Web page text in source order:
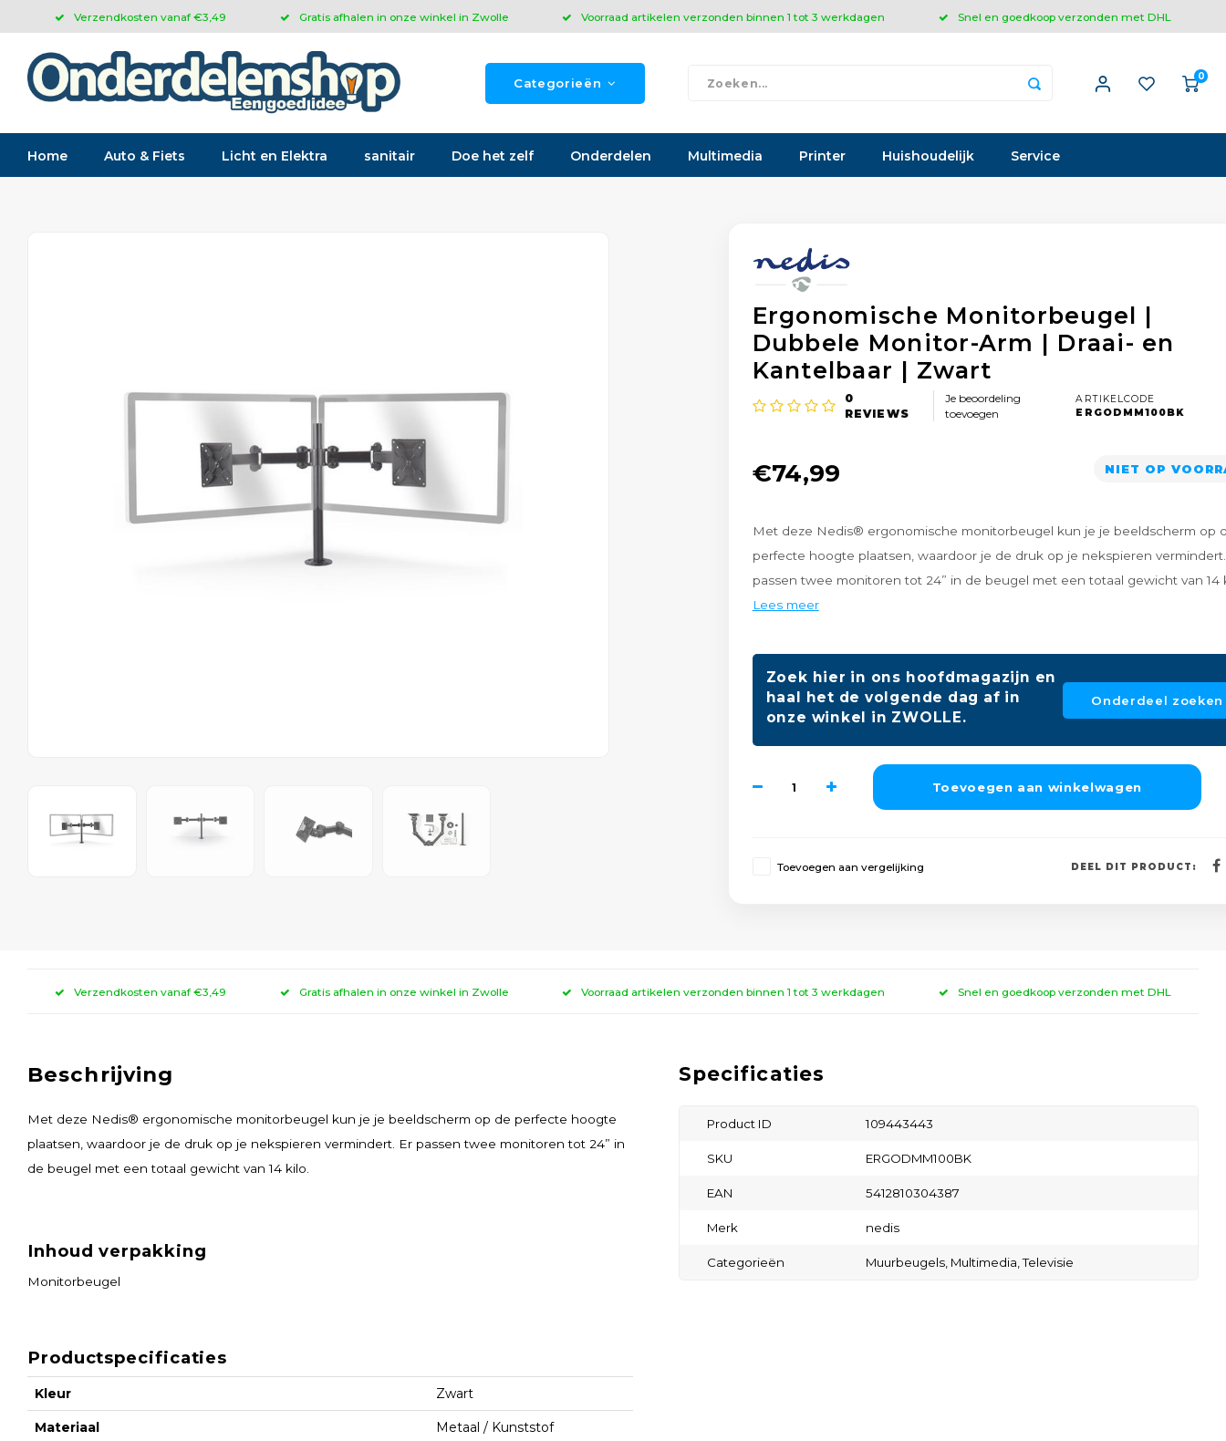
Verzendkosten vanaf €3,49 Gratis afhalen in onze winkel in Zwolle Voorraad artikelen verzonden binnen 1 tot 3 werkdagen Snel en goedkoop verzonden met DHL
Categorieën 0
Home Auto & Fiets Licht en Elektra sanitair Doe het zelf Onderdelen Multimedia Printer Huishoudelijk Service
Ergonomische Monitorbeugel |
Dubbele Monitor-Arm | Draai- en
Kantelbaar | Zwart
0
REVIEWS
Je beoordeling
toevoegen
ARTIKELCODE
ERGODMM100BK
€74,99 NIET OP
Met deze Nedis® ergonomische monitorbeugel kun je je beeldscherm op
perfecte hoogte plaatsen, waardoor je de druk op je nekspieren
passen twee monitoren tot 24” in de beugel met een totaal gewicht van 14
Lees meer
Zoek hier in ons hoofdmagazijn en
haal het de volgende dag af in
onze winkel in ZWOLLE.
Onderdeel zoeken
Toevoegen aan winkelwagen
Toevoegen aan vergelijking DEEL DIT PRODUCT:
Verzendkosten vanaf €3,49 Gratis afhalen in onze winkel in Zwolle Voorraad artikelen verzonden binnen 1 tot 3 werkdagen Snel en goedkoop verzonden met DHL
Beschrijving
Met deze Nedis® ergonomische monitorbeugel kun je je beeldscherm op de perfecte hoogte
plaatsen, waardoor je de druk op je nekspieren vermindert. Er passen twee monitoren tot 24” in
de beugel met een totaal gewicht van 14 kilo.
Inhoud verpakking
Monitorbeugel
Productspecificaties
Kleur Zwart
Materiaal Metaal / Kunststof
Specificaties
Product ID 109443443
SKU ERGODMM100BK
EAN 5412810304387
Merk nedis
Categorieën Muurbeugels, Multimedia,Televisie